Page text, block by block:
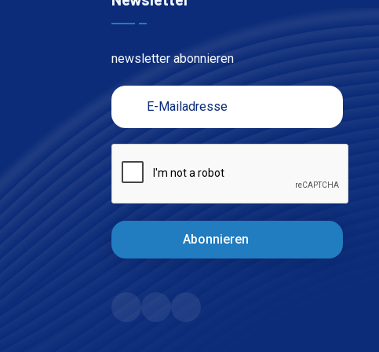
newsletter abonnieren
Abonnieren